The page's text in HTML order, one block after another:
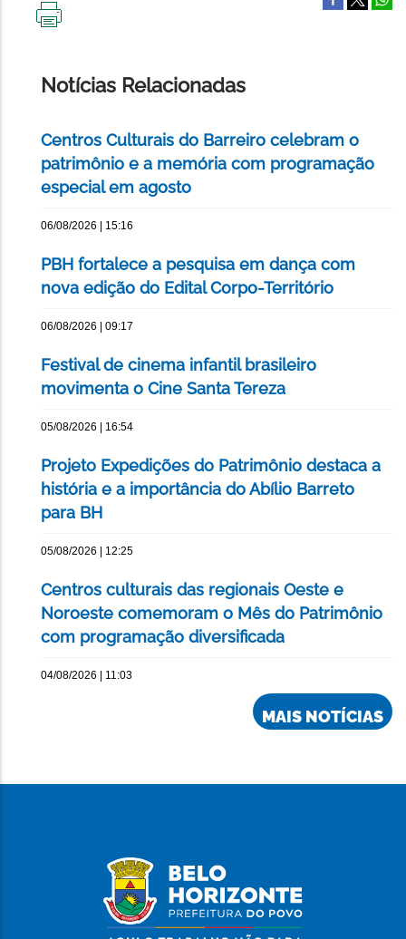
Notícias Relacionadas
Centros Culturais do Barreiro celebram o
patrimônio e a memória com programação
especial em agosto
06/08/2026 | 15:16
PBH fortalece a pesquisa em dança com
nova edição do Edital Corpo-Território
06/08/2026 | 09:17
Festival de cinema infantil brasileiro
movimenta o Cine Santa Tereza
05/08/2026 | 16:54
Projeto Expedições do Patrimônio destaca a
história e a importância do Abílio Barreto
para BH
05/08/2026 | 12:25
Centros culturais das regionais Oeste e
Noroeste comemoram o Mês do Patrimônio
com programação diversificada
04/08/2026 | 11:03
MAIS NOTÍCIAS